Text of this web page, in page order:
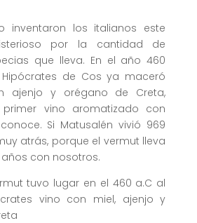
inventaron los italianos este
por la cantidad de
que lleva. En el año 460
de Cos ya maceró
ajenjo y orégano de Creta,
vino aromatizado con
Si Matusalén vivió 969
atrás, porque el vermut lleva
con nosotros.
tuvo lugar en el 460 a.C al
vino con miel, ajenjo y